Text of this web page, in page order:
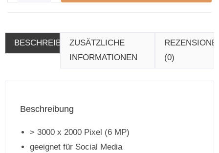
BESCHREIBUNGZUSÄTZLICHE
INFORMATIONEN
(0)
Beschreibung
> 3000 x 2000 Pixel (6 MP)
geeignet für Social Media